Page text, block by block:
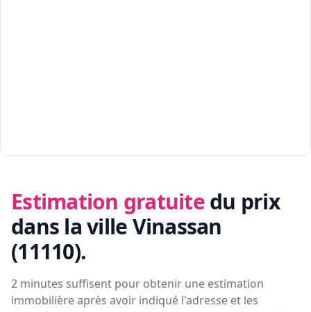
Estimation gratuite du prix
dans la ville Vinassan
(11110).
2 minutes suffisent pour obtenir une estimation
immobilière après avoir indiqué l'adresse et les